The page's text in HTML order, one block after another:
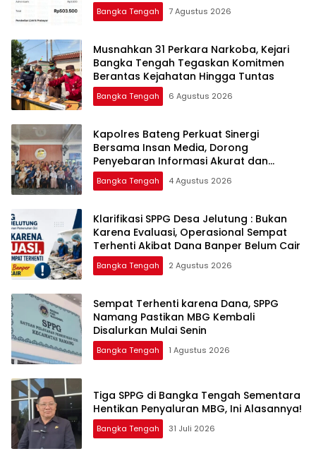
Bangka Tengah 7 Agustus 2026
Musnahkan 31 Perkara Narkoba, Kejari
Bangka Tengah Tegaskan Komitmen
Berantas Kejahatan Hingga Tuntas
Bangka Tengah 6 Agustus 2026
‎Kapolres Bateng Perkuat Sinergi
Bersama Insan Media, Dorong
Penyebaran Informasi Akurat dan
Layanan Polri 110
Bangka Tengah 4 Agustus 2026
‎Klarifikasi SPPG Desa Jelutung : Bukan
Karena Evaluasi, Operasional Sempat
Terhenti Akibat Dana Banper Belum Cair
Bangka Tengah 2 Agustus 2026
‎Sempat Terhenti karena Dana, SPPG
Namang Pastikan MBG Kembali
Disalurkan Mulai Senin
Bangka Tengah 1 Agustus 2026
‎Tiga SPPG di Bangka Tengah Sementara
Bangka Tengah 31 Juli 2026